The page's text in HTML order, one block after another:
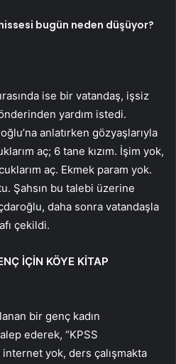
bugün neden düşüyor?
ise bir vatandaş, işsiz
yardım istedi.
anlatırken gözyaşlarıyla
aç; 6 tane kızım. İşim yok,
aç. Ekmek param yok.
Şahsın bu talebi üzerine
daha sonra vatandaşla
çekildi.
İÇİN KÖYE KİTAP
bir genç kadın
ederek, “KPSS
yok, ders çalışmakta